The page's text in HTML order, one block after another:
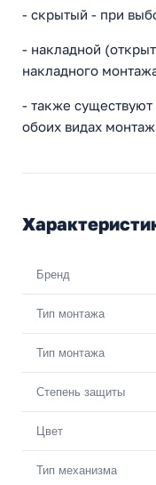
- скрытый - при
- накладной
накладного
- также
обоих видах
Бренд
Тип монтажа
Тип монтажа
Степень защиты
Цвет
Тип механизма